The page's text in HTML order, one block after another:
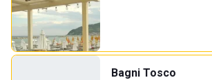
Bagni Tosco